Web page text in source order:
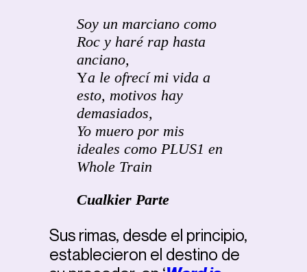
Soy un marciano como
Roc y haré rap hasta
anciano,
Ya le ofrecí mi vida a
esto, motivos hay
demasiados,
Yo muero por mis
ideales como PLUS1 en
Whole Train
Cualkier Parte
Sus rimas, desde el principio,
establecieron el destino de